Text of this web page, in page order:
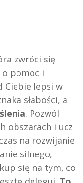
zwróci się
pomoc i
Ciebie lepsi w
słabości, a
. Pozwól
obszarach i ucz
na rozwijanie
silnego,
się na tym, co